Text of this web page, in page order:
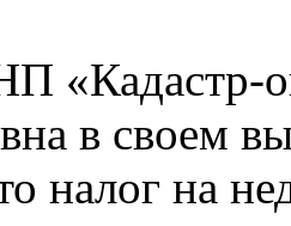
«Кадастр-
в своем
налог на